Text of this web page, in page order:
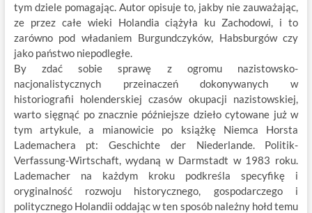
tym dziele pomagając. Autor opisuje to, jakby nie zauważając,
ze przez całe wieki Holandia ciążyła ku Zachodowi, i to
zarówno pod władaniem Burgundczyków, Habsburgów czy
jako państwo niepodległe.
By zdać sobie sprawę z ogromu nazistowsko-
nacjonalistycznych przeinaczeń dokonywanych w
historiografii holenderskiej czasów okupacji nazistowskiej,
warto sięgnąć po znacznie późniejsze dzieło cytowane już w
tym artykule, a mianowicie po książkę Niemca Horsta
Lademachera pt: Geschichte der Niederlande. Politik-
Verfassung-Wirtschaft, wydaną w Darmstadt w 1983 roku.
Lademacher na każdym kroku podkreśla specyfikę i
oryginalność rozwoju historycznego, gospodarczego i
politycznego Holandii oddając w ten sposób należny hołd temu